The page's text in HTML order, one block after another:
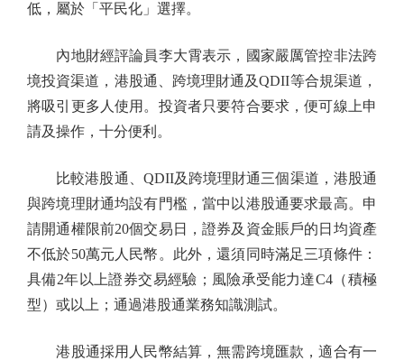
低，屬於「平民化」選擇。
內地財經評論員李大霄表示，國家嚴厲管控非法跨
境投資渠道，港股通、跨境理財通及QDII等合規渠道，
將吸引更多人使用。投資者只要符合要求，便可線上申
請及操作，十分便利。
比較港股通、QDII及跨境理財通三個渠道，港股通
與跨境理財通均設有門檻，當中以港股通要求最高。申
請開通權限前20個交易日，證券及資金賬戶的日均資產
不低於50萬元人民幣。此外，還須同時滿足三項條件：
具備2年以上證券交易經驗；風險承受能力達C4（積極
型）或以上；通過港股通業務知識測試。
港股通採用人民幣結算，無需跨境匯款，適合有一